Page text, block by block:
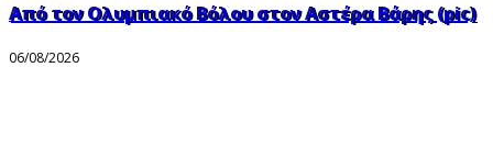
Από τον Ολυμπιακό Βόλου στον Αστέρα Βάρης (pic)
06/08/2026